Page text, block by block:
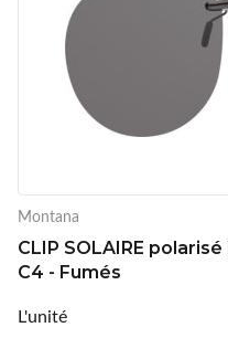
Montana
CLIP SOLAIRE polarisé
C4 - Fumés
L'unité